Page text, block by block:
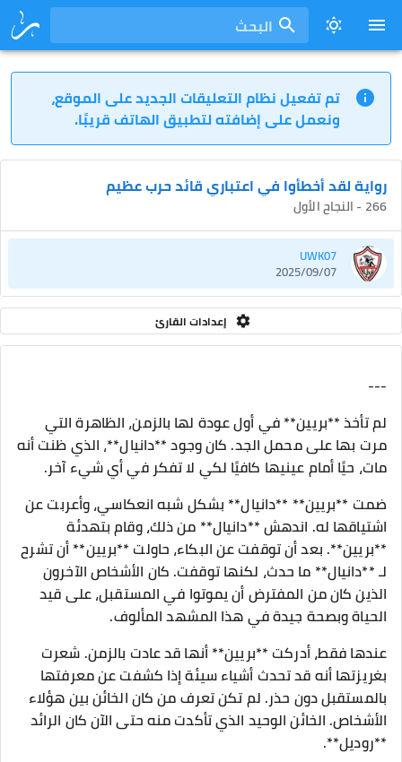
البحث
تم تفعيل نظام التعليقات الجديد على الموقع،
ونعمل على إضافته لتطبيق الهاتف قريبًا.
رواية لقد أخطأوا في اعتباري قائد حرب عظيم
266 - النجاح الأول
UWK07
2025/09/07
إعدادات القارئ
---
لم تأخذ **بريين** في أول عودة لها بالزمن، الظاهرة التي
مرت بها على محمل الجد. كان وجود **دانيال**، الذي ظنت أنه
مات، حيًا أمام عينيها كافيًا لكي لا تفكر في أي شيء آخر.
ضمت **بريين** **دانيال** بشكل شبه انعكاسي، وأعربت عن
اشتياقها له. اندهش **دانيال** من ذلك، وقام بتهدئة
**بريين**. بعد أن توقفت عن البكاء، حاولت **بريين** أن تشرح
لـ **دانيال** ما حدث، لكنها توقفت. كان الأشخاص الآخرون
الذين كان من المفترض أن يموتوا في المستقبل، على قيد
الحياة وبصحة جيدة في هذا المشهد المألوف.
عندها فقط، أدركت **بريين** أنها قد عادت بالزمن. شعرت
بغريزتها أنه قد تحدث أشياء سيئة إذا كشفت عن معرفتها
بالمستقبل دون حذر. لم تكن تعرف من كان الخائن بين هؤلاء
الأشخاص. الخائن الوحيد الذي تأكدت منه حتى الآن كان الرائد
**روديل**.